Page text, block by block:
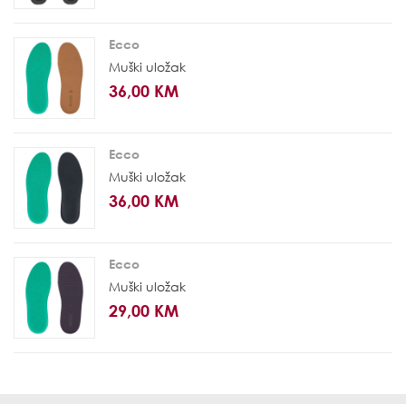
Ecco
Muški uložak
36,00 KM
Ecco
Muški uložak
36,00 KM
Ecco
Muški uložak
29,00 KM